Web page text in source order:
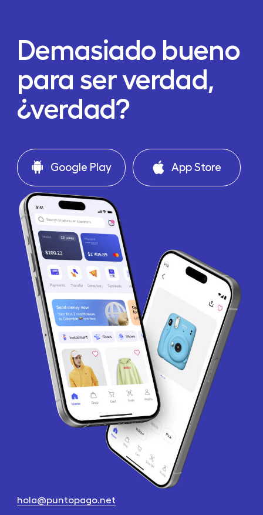
Demasiado bueno
para ser verdad,
¿verdad?
Google Play App Store
hola@puntopago.net